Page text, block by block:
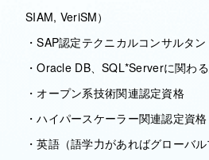
SIAM, VeriSM）
・SAP認定テクニカルコンサルタ
・Oracle DB、SQL*Serverに関わ
・オープン系技術関連認定資格
・ハイパースケーラー関連認定資格
・英語（語学力があればグローバ